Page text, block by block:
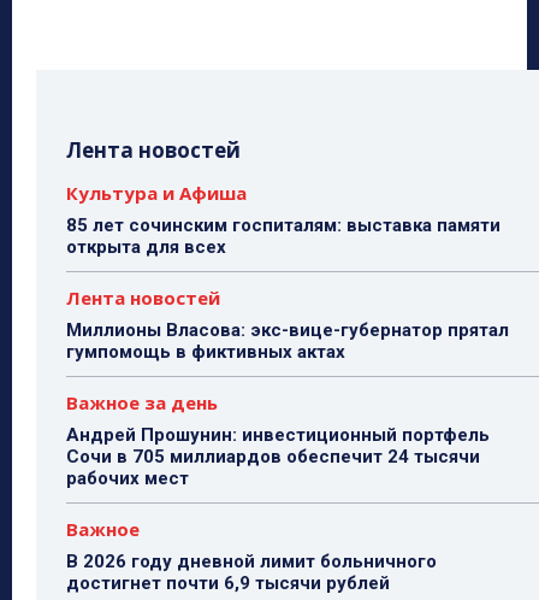
Лента новостей
Культура и Афиша
85 лет сочинским госпиталям: выставка памяти
открыта для всех
Лента новостей
Миллионы Власова: экс-вице-губернатор прятал
гумпомощь в фиктивных актах
Важное за день
Андрей Прошунин: инвестиционный портфель
Сочи в 705 миллиардов обеспечит 24 тысячи
рабочих мест
Важное
В 2026 году дневной лимит больничного
достигнет почти 6,9 тысячи рублей